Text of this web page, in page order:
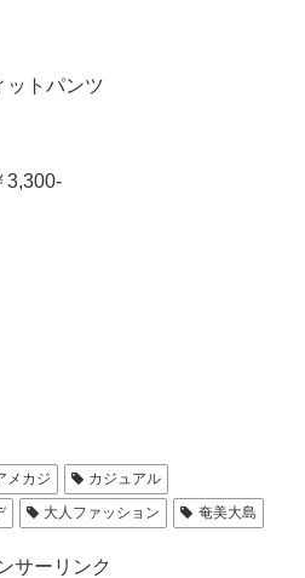
ットパンツ
3,300-
メカジ
カジュアル
大人ファッション 奄美大島
サーリンク